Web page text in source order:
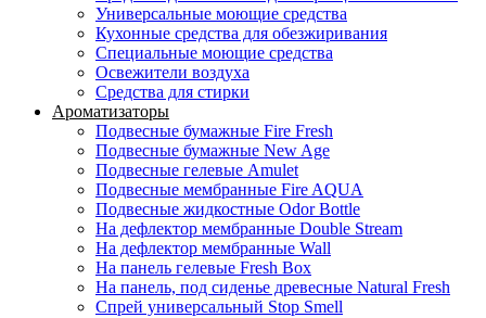
Универсальные моющие средства
Кухонные средства для обезжиривания
Специальные моющие средства
Освежители воздуха
Средства для стирки
Ароматизаторы
Подвесные бумажные Fire Fresh
Подвесные бумажные New Age
Подвесные гелевые Amulet
Подвесные мембранные Fire AQUA
Подвесные жидкостные Odor Bottle
На дефлектор мембранные Double Stream
На дефлектор мембранные Wall
На панель гелевые Fresh Box
На панель, под сиденье древесные Natural Fresh
Спрей универсальный Stop Smell